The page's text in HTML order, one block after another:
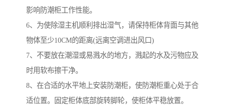
影响防潮柜工作性能。
6、为使除湿主机顺利排出湿气，请保持柜体背面与其他
物体至少10CM的距离(远离空调进出风口)
7、不要放在潮湿或易溅水的地方，溅起的水及污物应及
时用软布擦干净。
8、在合适的水平地上安装防潮柜，使防潮柜重心处于合
适位置。固定柜体底部旋转脚轮，使柜体平稳放置。